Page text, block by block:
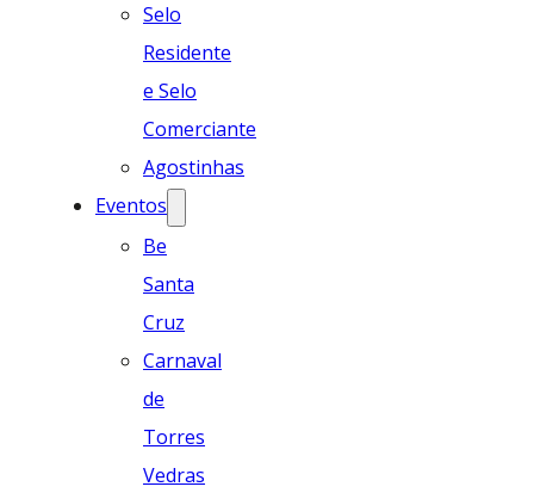
Selo
Residente
e Selo
Comerciante
Agostinhas
Eventos
Be
Santa
Cruz
Carnaval
de
Torres
Vedras